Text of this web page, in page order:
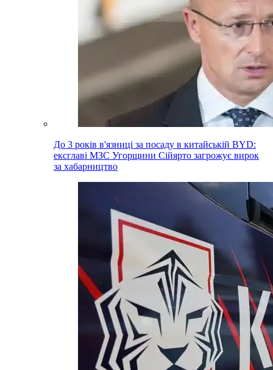
До 3 років в'язниці за посаду в китайській BYD:
ексглаві МЗС Угорщини Сійярто загрожує вирок
за хабарництво